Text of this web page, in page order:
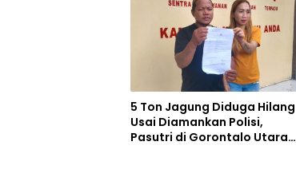
5 Ton Jagung Diduga Hilang
Usai Diamankan Polisi,
Pasutri di Gorontalo Utara